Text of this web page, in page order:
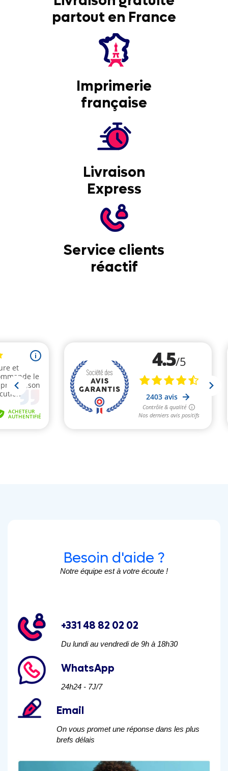
partout en France
Imprimerie
française
Livraison
Express
Service clients
réactif
Besoin d'aide ?
Notre équipe est à votre écoute !
+331 48 82 02 02
Du lundi au vendredi de 9h à 18h30
WhatsApp
24h24 - 7J/7
Email
On vous promet une réponse dans les plus
brefs délais